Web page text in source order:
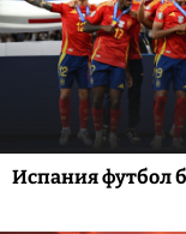
Испания футбол